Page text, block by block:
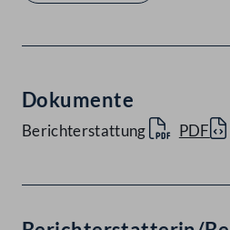
Dokumente
Berichterstattung PDF